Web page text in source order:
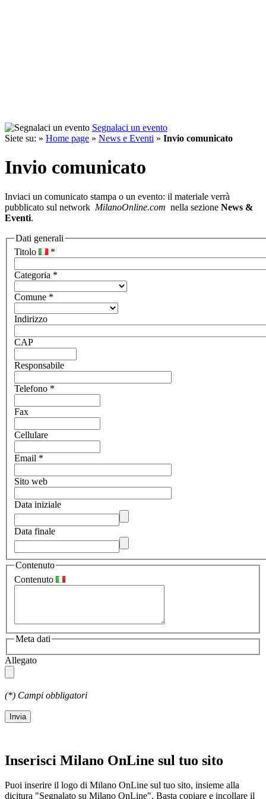
Segnalaci un evento
Siete su: » Home page » News e Eventi » Invio comunicato
Invio comunicato
Inviaci un comunicato stampa o un evento: il materiale verrà
pubblicato sul network MilanoOnline.com nella sezione News &
Eventi.
Dati generali
Titolo
*
Categoria *
Comune *
Indirizzo
CAP
Responsabile
Telefono *
Fax
Cellulare
Email *
Sito web
Data iniziale
Data finale
Contenuto
Contenuto
Meta dati
Allegato
(*) Campi obbligatori
Invia
Inserisci Milano OnLine sul tuo sito
Puoi inserire il logo di Milano OnLine sul tuo sito, insieme alla
dicitura "Segnalato su Milano OnLine". Basta copiare e incollare il